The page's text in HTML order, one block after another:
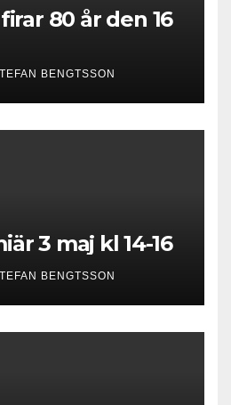
80 år den 16
BENGTSSON
3 maj kl 14-16
BENGTSSON